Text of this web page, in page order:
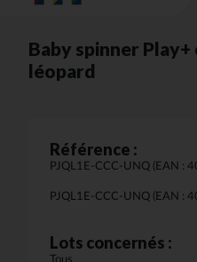
Baby spinner
léopard
Référence :
PJQL1E-CCC-UNQ (EAN :
PJQL1E-CCC-UNQ (EAN :
Lots concernés :